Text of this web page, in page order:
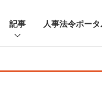
記事 人事法令ポー